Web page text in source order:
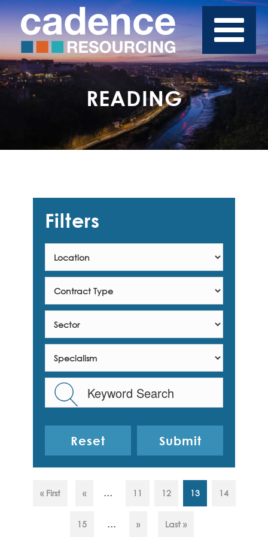
READING
Filters
Reset
« First « ... 11 12 13 14
15 ... » Last »